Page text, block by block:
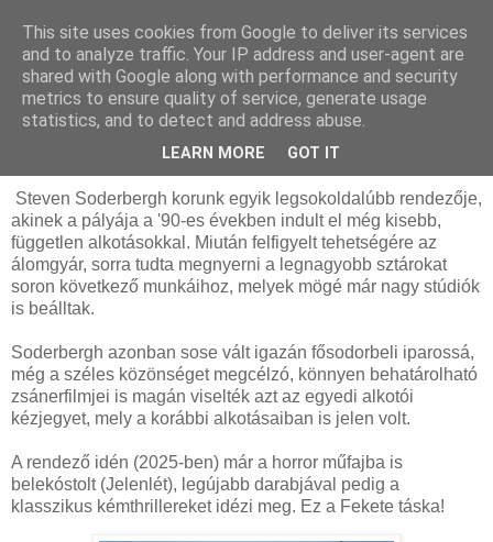
2025. április 3., csütörtök
Fekete táska (2025) - Kritika
Steven Soderbergh korunk egyik legsokoldalúbb rendezője,
akinek a pályája a '90-es években indult el még kisebb,
független alkotásokkal. Miután felfigyelt tehetségére az
álomgyár, sorra tudta megnyerni a legnagyobb sztárokat
soron következő munkáihoz, melyek mögé már nagy stúdiók
is beálltak.
Soderbergh azonban sose vált igazán fősodorbeli iparossá,
még a széles közönséget megcélzó, könnyen behatárolható
zsánerfilmjei is magán viselték azt az egyedi alkotói
kézjegyet, mely a korábbi alkotásaiban is jelen volt.
A rendező idén (2025-ben) már a horror műfajba is
belekóstolt (Jelenlét), legújabb darabjával pedig a
klasszikus kémthrillereket idézi meg. Ez a Fekete táska!
This site uses cookies from Google to deliver its services
and to analyze traffic. Your IP address and user-agent are
shared with Google along with performance and security
metrics to ensure quality of service, generate usage
statistics, and to detect and address abuse.
LEARN MORE GOT IT